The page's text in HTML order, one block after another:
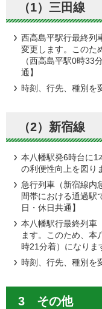
（1）三田線
西高島平駅行最終列
変更します。このた
（西高島平駅0時33
通】
時刻、行先、種別を
（2）新宿線
本八幡駅発6時台に1
の利便性向上を図り
急行列車（新宿線内
間帯における通過駅
日・休日共通】
本八幡駅行最終列車
ます。このため、本
時21分着）になりま
時刻、行先、種別を
3 その他